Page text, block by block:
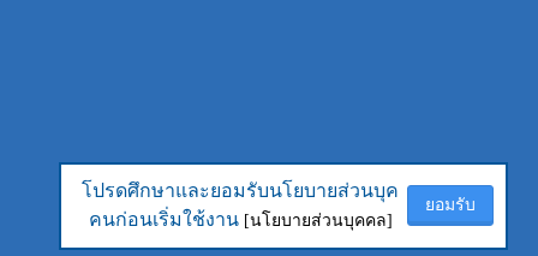
โปรดศึกษาและยอมรับนโยบายส่วนบุค
คนก่อนเริ่มใช้งาน [นโยบายส่วนบุคคล]
ยอมรับ
โปรดศึกษาและยอมรับนโยบายส่วนบุค
คนก่อนเริ่มใช้งาน [นโยบายส่วนบุคคล]
ยอมรับ